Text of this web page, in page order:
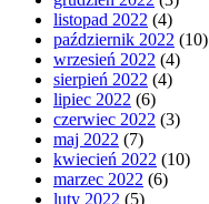
listopad 2022 (4)
październik 2022 (10)
wrzesień 2022 (4)
sierpień 2022 (4)
lipiec 2022 (6)
czerwiec 2022 (3)
maj 2022 (7)
kwiecień 2022 (10)
marzec 2022 (6)
luty 2022 (5)